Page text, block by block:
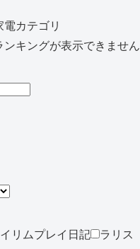
カテゴリ
ンキングが表示できません
リムプレイ日記 ラリス